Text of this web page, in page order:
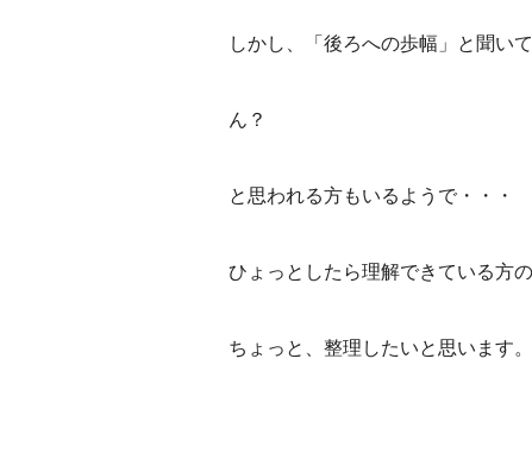
しかし、「後ろへの歩幅」と聞い
ん？
と思われる方もいるようで・・・
ひょっとしたら理解できている方
ちょっと、整理したいと思います。